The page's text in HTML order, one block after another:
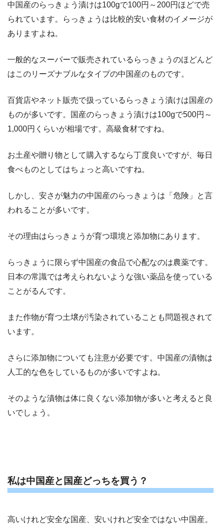
中国産のらっきょう漬けは100gで100円～200円ほどで売
られています。らっきょうは比較的安い食材のイメージが
ありますよね。
一般的なスーパーで販売されているらっきょうのほどんど
はこのリーズナブルなタイプの中国産のものです。
百貨店やネット販売で扱っているらっきょう漬けは国産の
ものが多いです。国産のらっきょう漬けは100gで500円～
1,000円くらいが相場です。高級食材ですね。
お土産や贈り物として購入するなら丁度良いですが、毎日
食べものとしてはちょっと高いですね。
しかし、安さが魅力の中国産のらっきょうは「危険」と言
われることが多いです。
その理由はらっきょうが育つ環境と添加物にあります。
らっきょうに限らず中国産の食品で心配なのは農薬です。
日本の常識では考えられないような強い薬品を使っている
ことがるんです。
また作物が育つ土壌が汚染されていることも問題視されて
います。
さらに添加物についても注意が必要です。中国産の漬物は
人工的な色をしているものが多いですよね。
そのような漬物は体に良くない添加物が多いと考えると良
いでしょう。
私は中国産と国産どっちを買う？
高いけれど安全な国産、安いけれど安全ではない中国産。